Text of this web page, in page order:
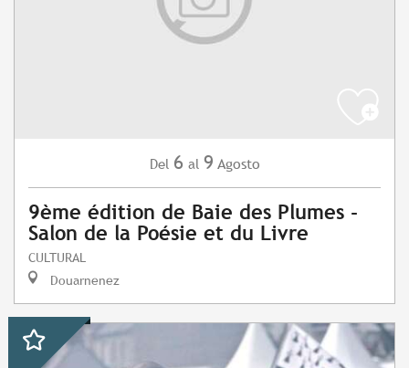
Del 6 al 9 Agosto
9ème édition de Baie des Plumes -
Salon de la Poésie et du Livre
CULTURAL
Douarnenez